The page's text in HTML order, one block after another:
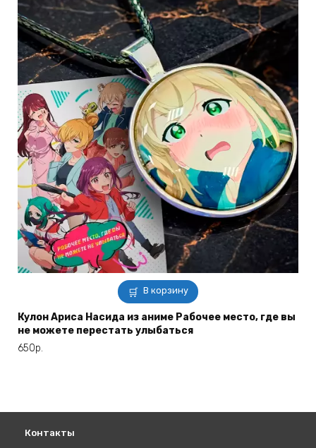
В корзину
Кулон Ариса Насида из аниме Рабочее место, где вы
не можете перестать улыбаться
650р.
Контакты